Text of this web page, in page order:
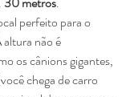
perfeito para o
altura não é
os cânions gigantes,
chega de carro